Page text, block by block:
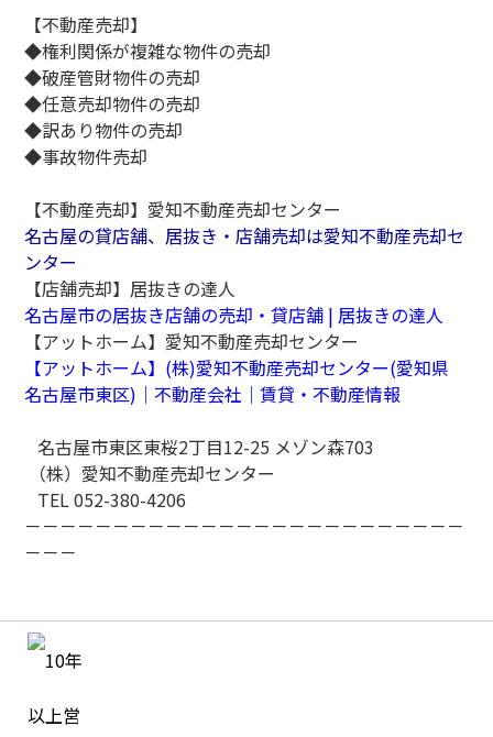
【不動産売却】
◆権利関係が複雑な物件の売却
◆破産管財物件の売却
◆任意売却物件の売却
◆訳あり物件の売却
◆事故物件売却
【不動産売却】愛知不動産売却センター
名古屋の貸店舗、居抜き・店舗売却は愛知不動産売却セ
ンター
【店舗売却】居抜きの達人
名古屋市の居抜き店舗の売却・貸店舗 | 居抜きの達人
【アットホーム】愛知不動産売却センター
【アットホーム】(株)愛知不動産売却センター(愛知県
名古屋市東区)｜不動産会社｜賃貸・不動産情報
名古屋市東区東桜2丁目12-25 メゾン森703
（株）愛知不動産売却センター
TEL 052-380-4206
－－－－－－－－－－－－－－－－－－－－－－－－－
－－－